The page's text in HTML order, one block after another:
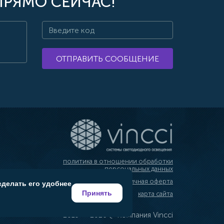
ОТПРАВИТЬ СООБЩЕНИЕ
политика в отношении обработки
персональных данных
публичная оферта
карта сайта
2019 — 2026 @ Компания Vincci
его удобнее
Принять